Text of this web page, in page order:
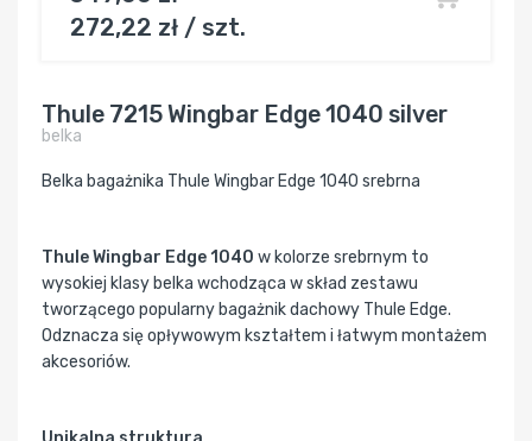
272,22 zł / szt.
Thule 7215 Wingbar Edge 1040 silver
belka
Belka bagażnika Thule Wingbar Edge 1040 srebrna
Thule Wingbar Edge 1040 w kolorze srebrnym to
wysokiej klasy belka wchodząca w skład zestawu
tworzącego popularny bagażnik dachowy Thule Edge.
Odznacza się opływowym kształtem i łatwym montażem
akcesoriów.